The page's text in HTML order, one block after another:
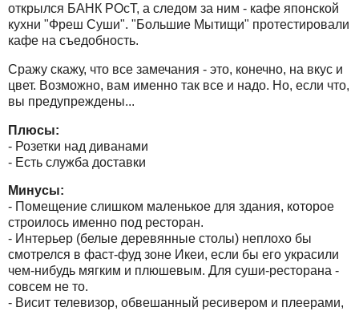
открылся БАНК РОсТ, а следом за ним - кафе японской
кухни "Фреш Суши". "Большие Мытищи" протестировали
кафе на съедобность.
Сражу скажу, что все замечания - это, конечно, на вкус и
цвет. Возможно, вам именно так все и надо. Но, если что,
вы предупреждены...
Плюсы:
- Розетки над диванами
- Есть служба доставки
Минусы:
- Помещение слишком маленькое для здания, которое
строилось именно под ресторан.
- Интерьер (белые деревянные столы) неплохо бы
смотрелся в фаст-фуд зоне Икеи, если бы его украсили
чем-нибудь мягким и плюшевым. Для суши-ресторана -
совсем не то.
- Висит телевизор, обвешанный ресивером и плеерами,